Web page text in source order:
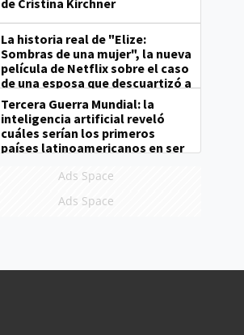
de Cristina Kirchner
La historia real de "Elize:
Sombras de una mujer", la nueva
película de Netflix sobre el caso
de una esposa que descuartizó a
su marido
Tercera Guerra Mundial: la
inteligencia artificial reveló
cuáles serían los primeros
países latinoamericanos en ser
Ads Space
Ads Space